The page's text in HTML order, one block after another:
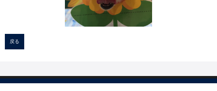
戻る